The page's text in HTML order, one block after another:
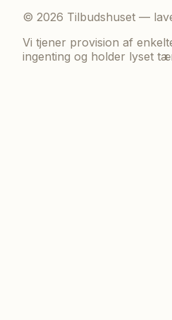
© 2026 Tilbudshuset —
Vi tjener provision af
ingenting og holder lyset